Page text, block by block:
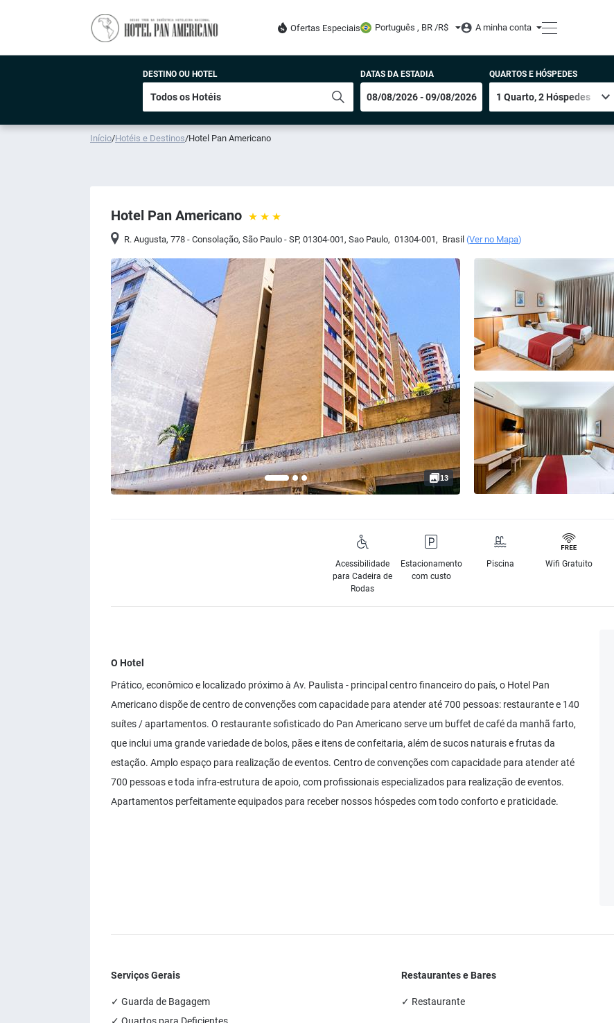
Ofertas Especiais Português , BR /R$ A minha conta
DESTINO OU HOTEL DATAS DA ESTADIA QUARTOS E HÓSPEDES
Início/Hotéis e Destinos/Hotel Pan Americano
Hotel Pan Americano
R. Augusta, 778 - Consolação, São Paulo - SP, 01304-001,Sao Paulo, 01304-001, Brasil (Ver no Mapa)
13
Acessibilidade
para Cadeira de
Rodas
Estacionamento
com custo
Piscina Wifi Gratuito
O Hotel
Prático, econômico e localizado próximo à Av. Paulista - principal centro financeiro do país, o Hotel Pan
Americano dispõe de centro de convenções com capacidade para atender até 700 pessoas: restaurante e 140
suítes / apartamentos. O restaurante sofisticado do Pan Americano serve um buffet de café da manhã farto,
que inclui uma grande variedade de bolos, pães e itens de confeitaria, além de sucos naturais e frutas da
estação. Amplo espaço para realização de eventos. Centro de convenções com capacidade para atender até
700 pessoas e toda infra-estrutura de apoio, com profissionais especializados para realização de eventos.
Apartamentos perfeitamente equipados para receber nossos hóspedes com todo conforto e praticidade.
Serviços Gerais
✓ Guarda de Bagagem
Restaurantes e Bares
✓ Restaurante